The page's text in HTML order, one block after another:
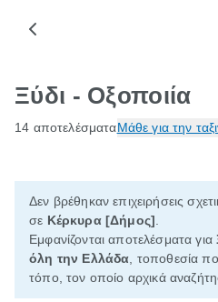
Ξύδι - Οξοποιία
14 αποτελέσματαΜάθε για την
Δεν βρέθηκαν επιχειρήσεις
σε Κέρκυρα [Δήμος]
Εμφανίζονται αποτελέσματα για
όλη την Ελλάδα , τοποθεσία
τόπο, τον οποίο αρχικά